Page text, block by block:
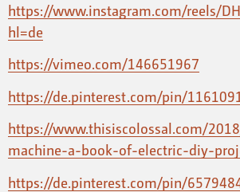
https://www.instagram.com/reels/
hl=de
https://vimeo.com/146651967
https://de.pinterest.com/pin/
https://www.thisiscolossal.com/
machine-a-book-of-electric-diy-
https://de.pinterest.com/pin/